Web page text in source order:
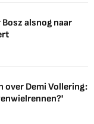
alsnog naar
over Demi Vollering: